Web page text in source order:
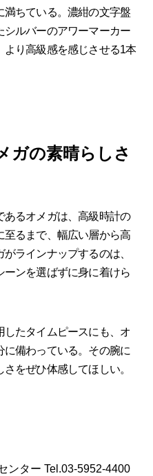
ちている。濃紺の文字盤
シルバーのアワーマーカー
より高級感を感じさせる1本
ガの素晴らしさ
るオメガは、高級時計の
るまで、幅広い層から高
ラインナップするのは、
ーンを選ばずに身に着けら
たタイムピースにも、オ
に備わっている。その腕に
をぜひ体感してほしい。
ンター Tel.03-5952-4400